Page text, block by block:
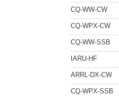
CQ-WW-CW
CQ-WPX-CW
CQ-WW-SSB
IARU-HF
ARRL-DX-CW
CQ-WPX-SSB